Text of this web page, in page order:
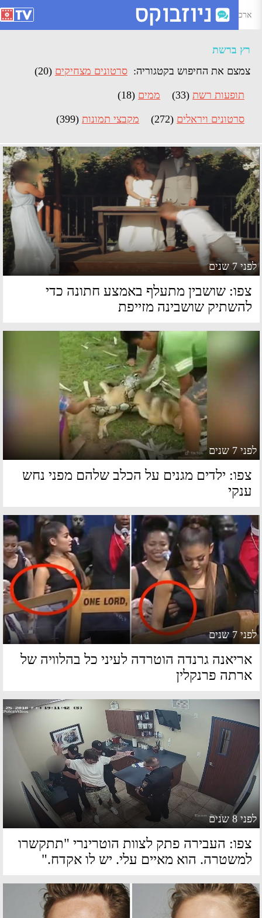
רץ ברשת - ניוזבוקס
רץ ברשת
צמצם את החיפוש בקטגוריה: סרטונים מצחיקים(20)
תופעות רשת(33) ממים(18)
סרטונים ויראלים(272) מקבצי תמונות(399)
7 שנים
שושבין מתעלף באמצע חתונה כדי
שושבינה מזייפת
7 שנים
ילדים מגנים על הכלב שלהם מפני נחש
7 שנים
גרנדה הוטרדה לעיני כל בהלוויה של
פרנקלין
8 שנים
העבירה פתק לצוות הוטרינרי "תתקשרו
הוא מאיים עלי. יש לו אקדח."